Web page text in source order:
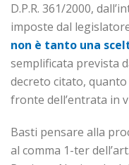
D.P.R. 361/2000,
imposte dal
non è tanto una
semplificata prevista
decreto citato, quanto
fronte dell’entrata in
Basti pensare alla
al comma 1-ter